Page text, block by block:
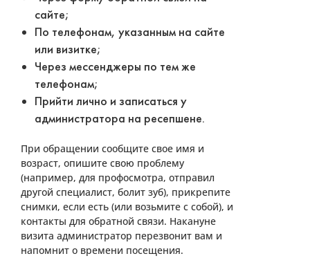
Стаж работы: 9 лет
Джумаев Камол Мухиевич
Стоматолог-ортопед
Специальность: ортопедия, протезирование
сайте;
По телефонам, указанным на сайте
или визитке;
Через мессенджеры по тем же
телефонам;
Прийти лично и записаться у
администратора на ресепшене.
При обращении сообщите свое имя и
возраст, опишите свою проблему
(например, для профосмотра, отправил
другой специалист, болит зуб), прикрепите
снимки, если есть (или возьмите с собой), и
контакты для обратной связи. Накануне
визита администратор перезвонит вам и
напомнит о времени посещения.